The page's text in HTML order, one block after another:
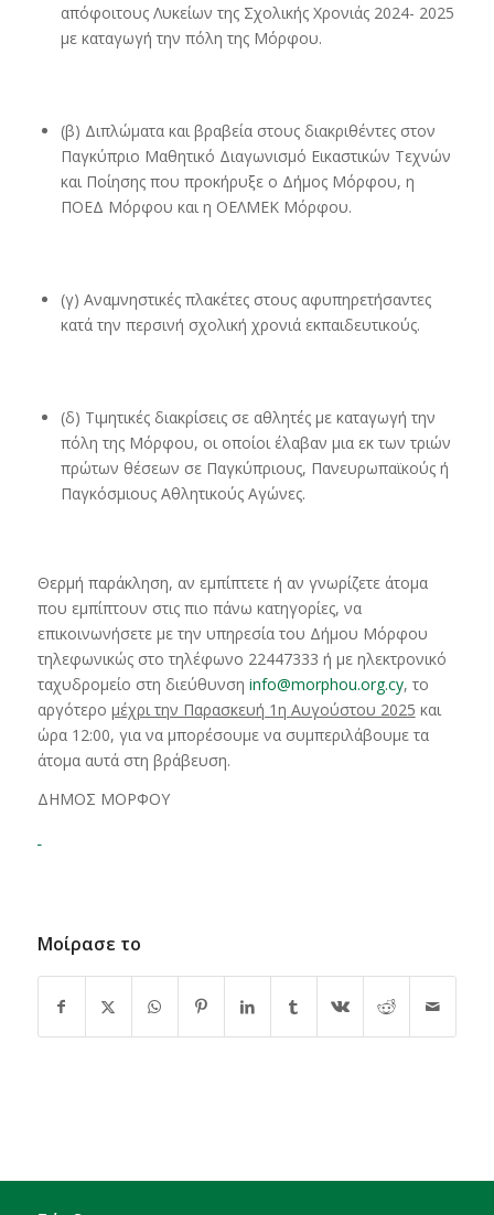
απόφοιτους Λυκείων της Σχολικής Χρονιάς 2024- 2025
με καταγωγή την πόλη της Μόρφου.
(β) Διπλώματα και βραβεία στους διακριθέντες στον
Παγκύπριο Μαθητικό Διαγωνισμό Εικαστικών Τεχνών
και Ποίησης που προκήρυξε ο Δήμος Μόρφου, η
ΠΟΕΔ Μόρφου και η ΟΕΛΜΕΚ Μόρφου.
(γ) Αναμνηστικές πλακέτες στους αφυπηρετήσαντες
κατά την περσινή σχολική χρονιά εκπαιδευτικούς.
(δ) Τιμητικές διακρίσεις σε αθλητές με καταγωγή την
πόλη της Μόρφου, οι οποίοι έλαβαν μια εκ των τριών
πρώτων θέσεων σε Παγκύπριους, Πανευρωπαϊκούς ή
Παγκόσμιους Αθλητικούς Αγώνες.
Θερμή παράκληση, αν εμπίπτετε ή αν γνωρίζετε άτομα
που εμπίπτουν στις πιο πάνω κατηγορίες, να
επικοινωνήσετε με την υπηρεσία του Δήμου Μόρφου
τηλεφωνικώς στο τηλέφωνο 22447333 ή με ηλεκτρονικό
ταχυδρομείο στη διεύθυνση info@morphou.org.cy, το
αργότερο μέχρι την Παρασκευή 1η Αυγούστου 2025 και
ώρα 12:00, για να μπορέσουμε να συμπεριλάβουμε τα
άτομα αυτά στη βράβευση.
ΔΗΜΟΣ ΜΟΡΦΟΥ
Μοίρασε το